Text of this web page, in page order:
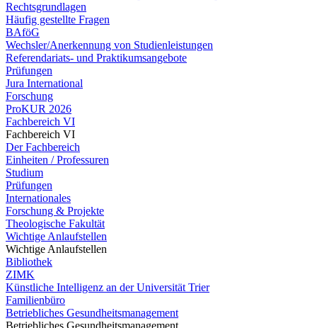
Rechtsgrundlagen
Häufig gestellte Fragen
BAföG
Wechsler/Anerkennung von Studienleistungen
Referendariats- und Praktikumsangebote
Prüfungen
Jura International
Forschung
ProKUR 2026
Fachbereich VI
Fachbereich VI
Der Fachbereich
Einheiten / Professuren
Studium
Prüfungen
Internationales
Forschung & Projekte
Theologische Fakultät
Wichtige Anlaufstellen
Wichtige Anlaufstellen
Bibliothek
ZIMK
Künstliche Intelligenz an der Universität Trier
Familienbüro
Betriebliches Gesundheitsmanagement
Betriebliches Gesundheitsmanagement